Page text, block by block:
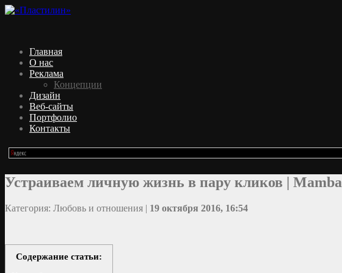
Главная
О нас
Реклама
Концепции
Дизайн
Веб-сайты
Портфолио
Контакты
Устраиваем личную жизнь в пару кликов | Mamba
Категория: Любовь и отношения | 19 октября 2016, 16:54
Содержание статьи: